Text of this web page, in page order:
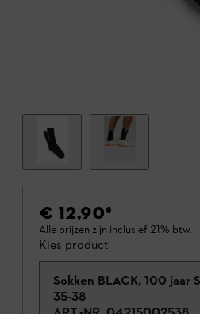
€ 12,90*
Alle prijzen zijn inclusief 21% btw.
Kies product
Sokken BLACK, 100 jaar
35-38